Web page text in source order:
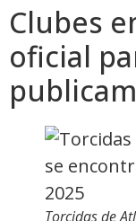
Clubes
oficial
Torcidas de